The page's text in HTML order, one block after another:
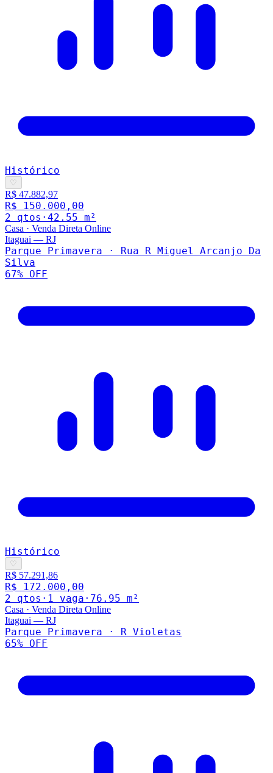
Histórico
♡
R$ 47.882,97
R$ 150.000,00
2 qtos · 42.55 m²
Casa · Venda Direta Online
Itaguai — RJ
Parque Primavera · Rua R Miguel Arcanjo Da
Silva
67% OFF
Histórico
♡
R$ 57.291,86
R$ 172.000,00
2 qtos · 1 vaga · 76.95 m²
Casa · Venda Direta Online
Itaguai — RJ
Parque Primavera · R Violetas
65% OFF